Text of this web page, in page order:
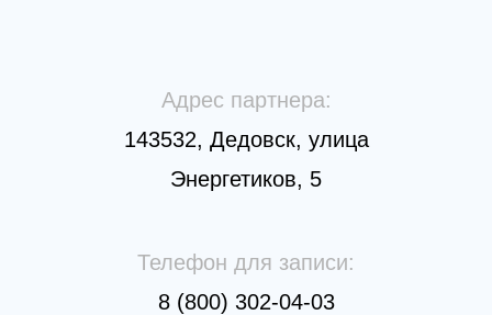
Адрес партнера:
143532, Дедовск, улица
Энергетиков, 5
Телефон для записи:
8 (800) 302-04-03